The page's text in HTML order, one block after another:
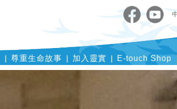
尊重生命故事 加入靈實 E-touch Shop